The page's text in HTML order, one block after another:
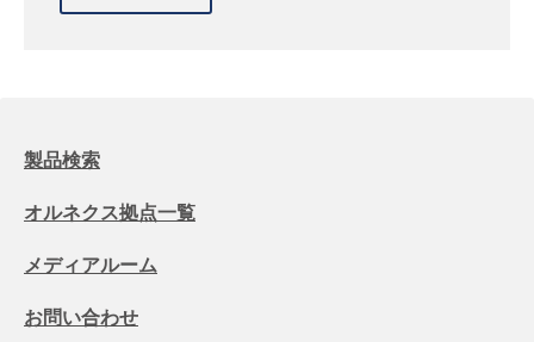
製品検索
オルネクス拠点一覧
メディアルーム
お問い合わせ